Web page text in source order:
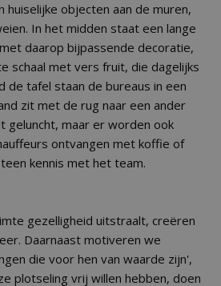
huiselijke objecten aan de muren,
In het midden staat een lange
daarop bijpassende decoratie,
schaal met vers fruit, die dagelijks
de tafel staan de bureaus in een
zit met de rug naar een ander
geluncht, maar er worden ook
ontvangen met koffie of
kennis met het team.
gezelligheid uitstraalt, creëren
Daarnaast motiveren we
die voor hen van waarde zijn',
plotseling vrij willen hebben, doen